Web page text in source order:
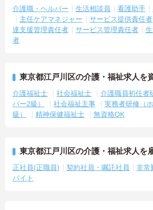
介護職・ヘルパー 生活相談員 看護助手
主任ケアマネジャー
サービス提供責任者
達支援管理責任者
サービス管理責任者
者
東京都江戸川区の介護・福祉求人を
介護福祉士 社会福祉士
介護職員初任者
パー2級）
社会福祉主事
実務者研修（
級）
精神保健福祉士 無資格OK
東京都江戸川区の介護・福祉求人を
正社員(正職員) 契約社員・嘱託社員
非常
バイト